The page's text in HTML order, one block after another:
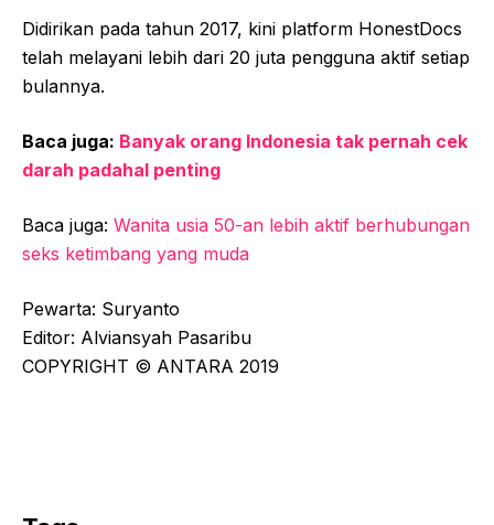
Didirikan pada tahun 2017, kini platform HonestDocs
telah melayani lebih dari 20 juta pengguna aktif setiap
bulannya.
Baca juga: Banyak orang Indonesia tak pernah cek
darah padahal penting
Baca juga: Wanita usia 50-an lebih aktif berhubungan
seks ketimbang yang muda
Pewarta: Suryanto
Editor: Alviansyah Pasaribu
COPYRIGHT © ANTARA 2019